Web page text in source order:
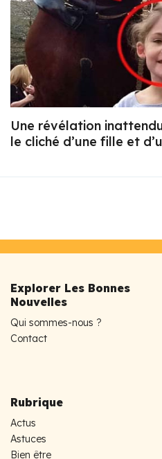
Une révélation
le cliché d’une fille et
Explorer Les Bonnes
Nouvelles
Qui sommes-nous ?
Contact
Rubrique
Actus
Astuces
Bien être